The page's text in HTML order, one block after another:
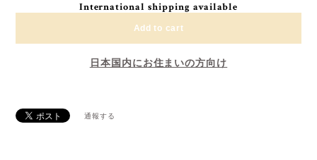
International shipping available
Add to cart
日本国内にお住まいの方向け
通報する